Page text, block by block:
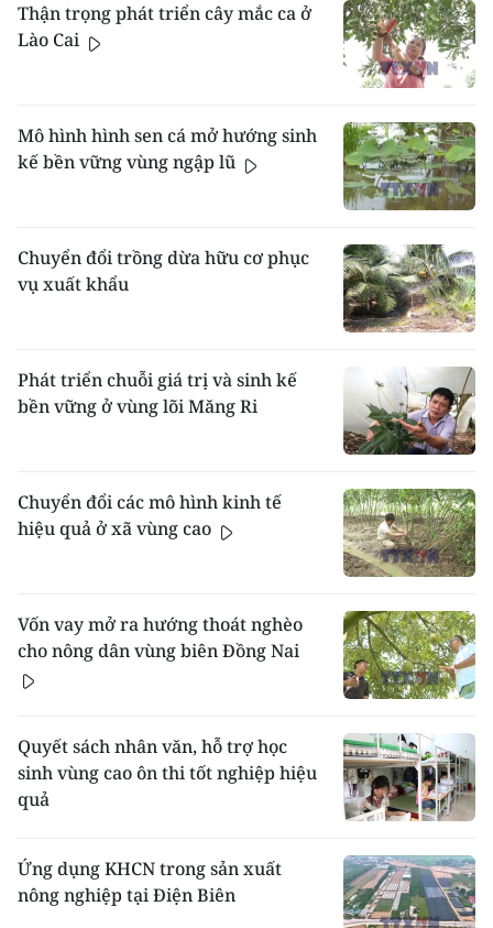
Thận trọng phát triển cây mắc ca ở
Lào Cai
Mô hình hình sen cá mở hướng sinh
kế bền vững vùng ngập lũ
Chuyển đổi trồng dừa hữu cơ phục
vụ xuất khẩu
Phát triển chuỗi giá trị và sinh kế
bền vững ở vùng lõi Măng Ri
Chuyển đổi các mô hình kinh tế
hiệu quả ở xã vùng cao
Vốn vay mở ra hướng thoát nghèo
cho nông dân vùng biên Đồng Nai
Quyết sách nhân văn, hỗ trợ học
sinh vùng cao ôn thi tốt nghiệp hiệu
quả
Ứng dụng KHCN trong sản xuất
nông nghiệp tại Điện Biên